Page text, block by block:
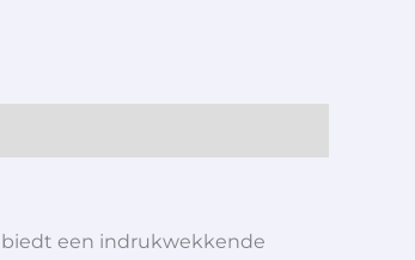
een indrukwekkende